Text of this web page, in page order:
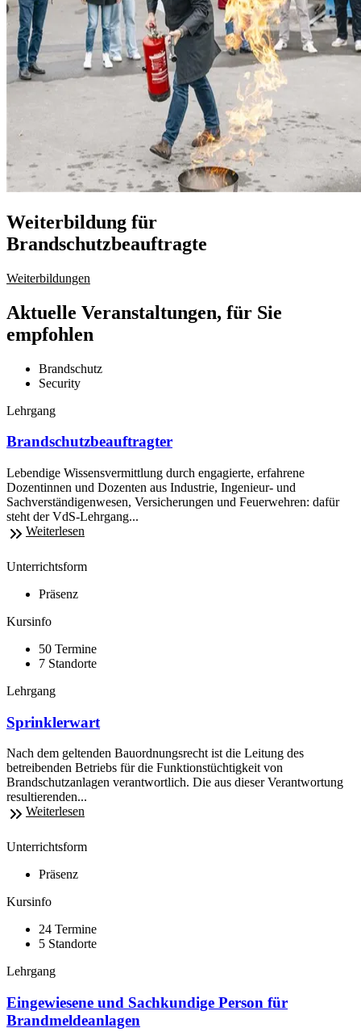
Weiterbildung für
Brandschutzbeauftragte
Weiterbildungen
Aktuelle Veranstaltungen, für Sie
empfohlen
Brandschutz
Security
Lehrgang
Brandschutzbeauftragter
Lebendige Wissensvermittlung durch engagierte, erfahrene
Dozentinnen und Dozenten aus Industrie, Ingenieur- und
Sachverständigenwesen, Versicherungen und Feuerwehren: dafür
steht der VdS-Lehrgang...
Weiterlesen
Unterrichtsform
Präsenz
Kursinfo
50 Termine
7 Standorte
Lehrgang
Sprinklerwart
Nach dem geltenden Bauordnungsrecht ist die Leitung des
betreibenden Betriebs für die Funktionstüchtigkeit von
Brandschutzanlagen verantwortlich. Die aus dieser Verantwortung
resultierenden...
Weiterlesen
Unterrichtsform
Präsenz
Kursinfo
24 Termine
5 Standorte
Lehrgang
Eingewiesene und Sachkundige Person für
Brandmeldeanlagen